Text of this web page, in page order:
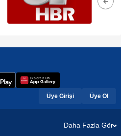
Üye Girişi Üye Ol
Daha Fazla Gör